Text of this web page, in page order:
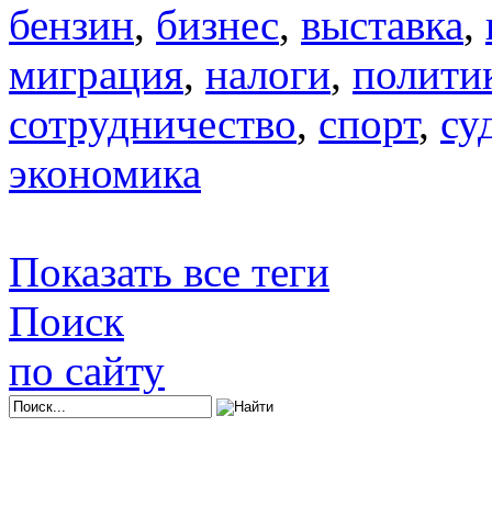
бензин, бизнес, выставка,
миграция, налоги,
сотрудничество, спорт,
экономика
Показать все теги
Поиск
по сайту